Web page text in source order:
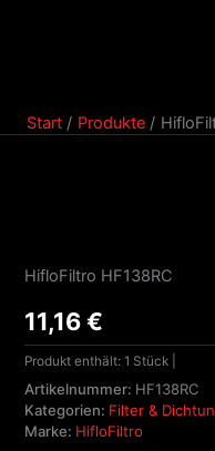
Start Produkte
HifloFiltro HF138RC
11,16€
Produkt enthält: 1 Stück
Artikelnummer: HF138RC
Kategorien: Filter &
Marke: HifloFiltro